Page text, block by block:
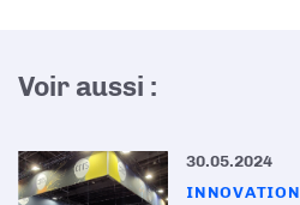
Voir aussi :
30.05.2024
INNOVATION